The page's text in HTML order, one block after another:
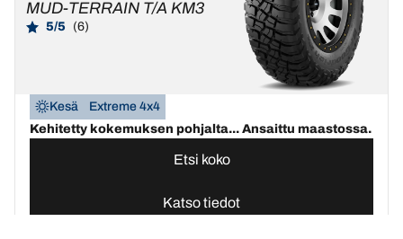
MUD-TERRAIN T/A KM3
5/5 (6)
Kesä
Extreme 4x4
Kehitetty kokemuksen pohjalta... Ansaittu maastossa.
Etsi koko
Katso tiedot